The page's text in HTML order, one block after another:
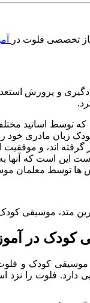
تخصصی فلوت در
و پرورش
توسط اساتید
زبان مادری خود
گرفته اند، و
است که آنها
ها توسط معلمان
متد، موسیقی
کودک در
موسیقی کودک و
دارد. فلوت را نزد